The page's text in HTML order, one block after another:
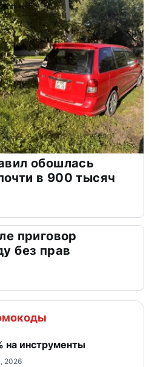
обошлась
в 900 тысяч
приговор
без прав
на инструменты
2026